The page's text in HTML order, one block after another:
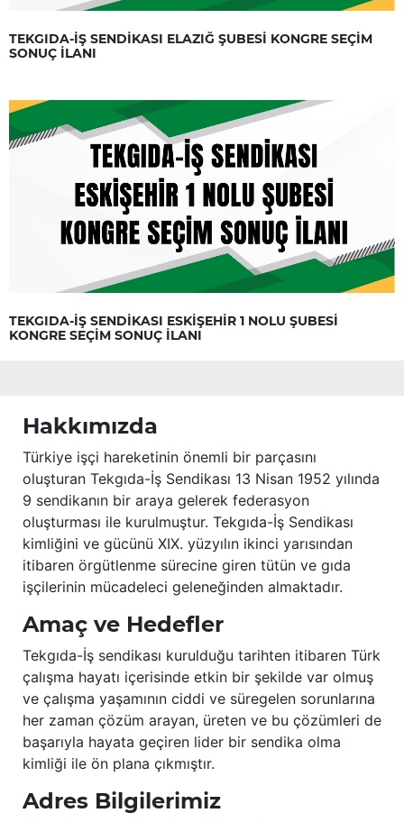
TEKGIDA-İŞ SENDİKASI ELAZIĞ ŞUBESİ KONGRE SEÇİM
SONUÇ İLANI
TEKGIDA-İŞ SENDİKASI ESKİŞEHİR 1 NOLU ŞUBESİ
KONGRE SEÇİM SONUÇ İLANI
Hakkımızda
Türkiye işçi hareketinin önemli bir parçasını
oluşturan Tekgıda-İş Sendikası 13 Nisan 1952 yılında
9 sendikanın bir araya gelerek federasyon
oluşturması ile kurulmuştur. Tekgıda-İş Sendikası
kimliğini ve gücünü XIX. yüzyılın ikinci yarısından
itibaren örgütlenme sürecine giren tütün ve gıda
işçilerinin mücadeleci geleneğinden almaktadır.
Amaç ve Hedefler
Tekgıda-İş sendikası kurulduğu tarihten itibaren Türk
çalışma hayatı içerisinde etkin bir şekilde var olmuş
ve çalışma yaşamının ciddi ve süregelen sorunlarına
her zaman çözüm arayan, üreten ve bu çözümleri de
başarıyla hayata geçiren lider bir sendika olma
kimliği ile ön plana çıkmıştır.
Adres Bilgilerimiz